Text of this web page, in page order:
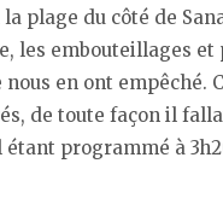
plage du côté de
les embouteillages
en ont empêché.
de toute façon il
programmé à